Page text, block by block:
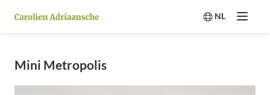
Menu
NL
Switch
Mini Metropolis